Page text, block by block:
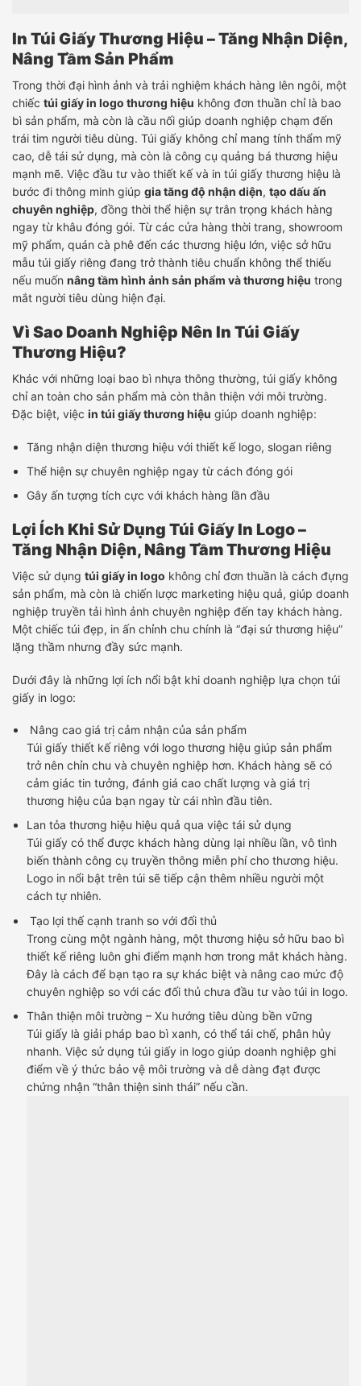
In Túi Giấy Thương Hiệu – Tăng Nhận Diện,
Nâng Tầm Sản Phẩm
Trong thời đại hình ảnh và trải nghiệm khách hàng lên ngôi, một
chiếc túi giấy in logo thương hiệu không đơn thuần chỉ là bao
bì sản phẩm, mà còn là cầu nối giúp doanh nghiệp chạm đến
trái tim người tiêu dùng. Túi giấy không chỉ mang tính thẩm mỹ
cao, dễ tái sử dụng, mà còn là công cụ quảng bá thương hiệu
mạnh mẽ. Việc đầu tư vào thiết kế và in túi giấy thương hiệu là
bước đi thông minh giúp gia tăng độ nhận diện, tạo dấu ấn
chuyên nghiệp, đồng thời thể hiện sự trân trọng khách hàng
ngay từ khâu đóng gói. Từ các cửa hàng thời trang, showroom
mỹ phẩm, quán cà phê đến các thương hiệu lớn, việc sở hữu
mẫu túi giấy riêng đang trở thành tiêu chuẩn không thể thiếu
nếu muốn nâng tầm hình ảnh sản phẩm và thương hiệu trong
mắt người tiêu dùng hiện đại.
Vì Sao Doanh Nghiệp Nên In Túi Giấy
Thương Hiệu?
Khác với những loại bao bì nhựa thông thường, túi giấy không
chỉ an toàn cho sản phẩm mà còn thân thiện với môi trường.
Đặc biệt, việc in túi giấy thương hiệu giúp doanh nghiệp:
Tăng nhận diện thương hiệu với thiết kế logo, slogan riêng
Thể hiện sự chuyên nghiệp ngay từ cách đóng gói
Gây ấn tượng tích cực với khách hàng lần đầu
Lợi Ích Khi Sử Dụng Túi Giấy In Logo –
Tăng Nhận Diện, Nâng Tầm Thương Hiệu
Việc sử dụng túi giấy in logo không chỉ đơn thuần là cách đựng
sản phẩm, mà còn là chiến lược marketing hiệu quả, giúp doanh
nghiệp truyền tải hình ảnh chuyên nghiệp đến tay khách hàng.
Một chiếc túi đẹp, in ấn chỉnh chu chính là “đại sứ thương hiệu”
lặng thầm nhưng đầy sức mạnh.
Dưới đây là những lợi ích nổi bật khi doanh nghiệp lựa chọn túi
giấy in logo:
Nâng cao giá trị cảm nhận của sản phẩm
Túi giấy thiết kế riêng với logo thương hiệu giúp sản phẩm
trở nên chỉn chu và chuyên nghiệp hơn. Khách hàng sẽ có
cảm giác tin tưởng, đánh giá cao chất lượng và giá trị
thương hiệu của bạn ngay từ cái nhìn đầu tiên.
Lan tỏa thương hiệu hiệu quả qua việc tái sử dụng
Túi giấy có thể được khách hàng dùng lại nhiều lần, vô tình
biến thành công cụ truyền thông miễn phí cho thương hiệu.
Logo in nổi bật trên túi sẽ tiếp cận thêm nhiều người một
cách tự nhiên.
Tạo lợi thế cạnh tranh so với đối thủ
Trong cùng một ngành hàng, một thương hiệu sở hữu bao bì
thiết kế riêng luôn ghi điểm mạnh hơn trong mắt khách hàng.
Đây là cách để bạn tạo ra sự khác biệt và nâng cao mức độ
chuyên nghiệp so với các đối thủ chưa đầu tư vào túi in logo.
Thân thiện môi trường – Xu hướng tiêu dùng bền vững
Túi giấy là giải pháp bao bì xanh, có thể tái chế, phân hủy
nhanh. Việc sử dụng túi giấy in logo giúp doanh nghiệp ghi
điểm về ý thức bảo vệ môi trường và dễ dàng đạt được
chứng nhận “thân thiện sinh thái” nếu cần.